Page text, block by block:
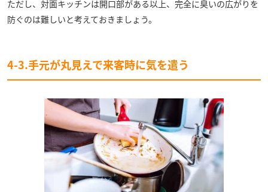
ただし、対面キッチンは開口部がある以上、完全に臭いの広がりを
防ぐのは難しいと考えておきましょう。
4-3.手元が丸見えで来客時に気を遣う